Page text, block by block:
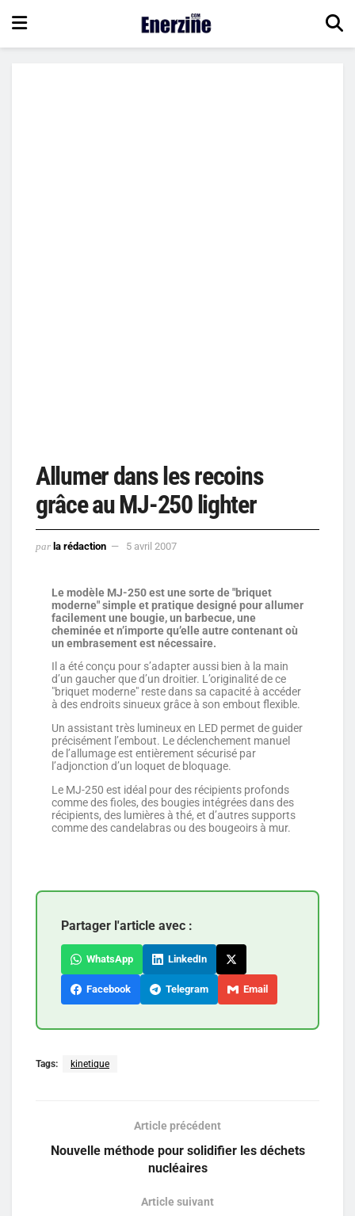
Allumer dans les recoins
grâce au MJ-250 lighter
par la rédaction 5 avril 2007
Le modèle MJ-250 est une sorte de "briquet
moderne" simple et pratique designé pour allumer
facilement une bougie, un barbecue, une
cheminée et n’importe qu’elle autre contenant où
un embrasement est nécessaire.
Il a été conçu pour s’adapter aussi bien à la main
d’un gaucher que d’un droitier. L’originalité de ce
"briquet moderne" reste dans sa capacité à accéder
à des endroits sinueux grâce à son embout flexible.
Un assistant très lumineux en LED permet de guider
précisément l’embout. Le déclenchement manuel
de l’allumage est entièrement sécurisé par
l’adjonction d’un loquet de bloquage.
Le MJ-250 est idéal pour des récipients profonds
comme des fioles, des bougies intégrées dans des
récipients, des lumières à thé, et d’autres supports
comme des candelabras ou des bougeoirs à mur.
Partager l'article avec :
WhatsApp LinkedIn
Facebook Telegram Email
Tags: kinetique
Article précédent
Nouvelle méthode pour solidifier les déchets
nucléaires
Article suivant